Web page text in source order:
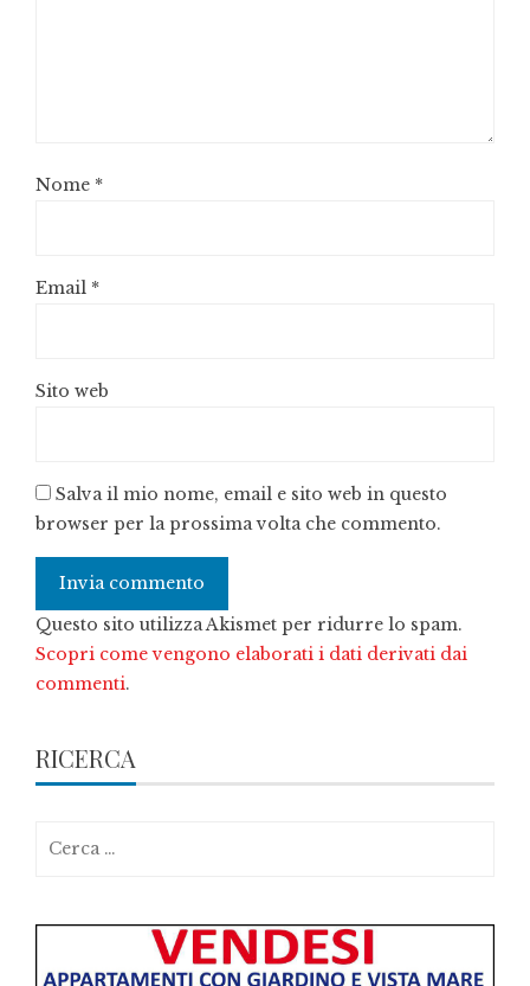
Nome *
Email *
Sito web
Salva il mio nome, email e sito web in questo
browser per la prossima volta che commento.
Questo sito utilizza Akismet per ridurre lo spam.
Scopri come vengono elaborati i dati derivati dai
commenti.
RICERCA